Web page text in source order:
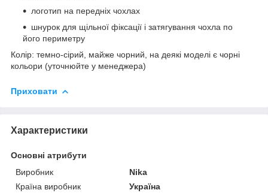
логотип на передніх чохлах
шнурок для щільної фіксації і затягування чохла по
його периметру
Колір: темно-сірий, майже чорний, на деякі моделі є чорні
кольори (уточнюйте у менеджера)
Приховати
Характеристики
Основні атрибути
Виробник
Nika
Країна виробник
Україна